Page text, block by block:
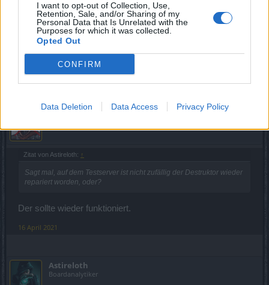
I want to opt-out of Collection, Use,
Retention, Sale, and/or Sharing of my
Personal Data that Is Unrelated with the
Purposes for which it was collected.
Opted Out
CONFIRM
Data Deletion Data Access Privacy Policy
Astireloth
Boardanalytiker
Sagt mal, auf dem Testserver ist nicht zufällig der
Destruktor wieder repariert worden, oder?
16 April 2021
Magierhater138
Zitat von Astireloth: ↑
Sagt mal, auf dem Testserver ist nicht zufällig der Destruktor wieder
repariert worden, oder?
Der sollte wieder funktioniert.
16 April 2021
Astireloth
Boardanalytiker